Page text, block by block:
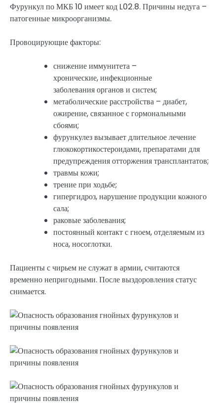
Фурункул по МКБ 10 имеет код L02.8. Причины недуга –
патогенные микроорганизмы.
Провоцирующие факторы:
снижение иммунитета –
хронические, инфекционные
заболевания органов и систем;
метаболические расстройства – диабет,
ожирение, связанное с гормональными
сбоями;
фурункулез вызывает длительное лечение
глюкокортикостероидами, препаратами для
предупреждения отторжения трансплантатов;
травмы кожи;
трение при ходьбе;
гипергидроз, нарушение продукции кожного
сала;
раковые заболевания;
постоянный контакт с гноем, отделяемым из
носа, носоглотки.
Пациенты с чирьем не служат в армии, считаются
временно непригодными. После выздоровления статус
снимается.